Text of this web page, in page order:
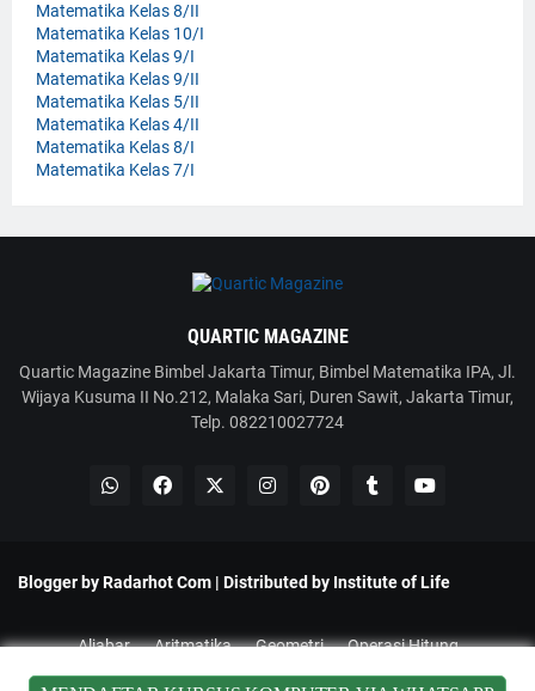
Matematika Kelas 8/II
Matematika Kelas 10/I
Matematika Kelas 9/I
Matematika Kelas 9/II
Matematika Kelas 5/II
Matematika Kelas 4/II
Matematika Kelas 8/I
Matematika Kelas 7/I
QUARTIC MAGAZINE
Quartic Magazine Bimbel Jakarta Timur, Bimbel Matematika IPA, Jl.
Wijaya Kusuma II No.212, Malaka Sari, Duren Sawit, Jakarta Timur,
Telp. 082210027724
Blogger byRadarhot Com | Distributed by Institute of Life
Aljabar Aritmatika Geometri
Operasi Hitung
Pengukuran
Trigonometri Statistika